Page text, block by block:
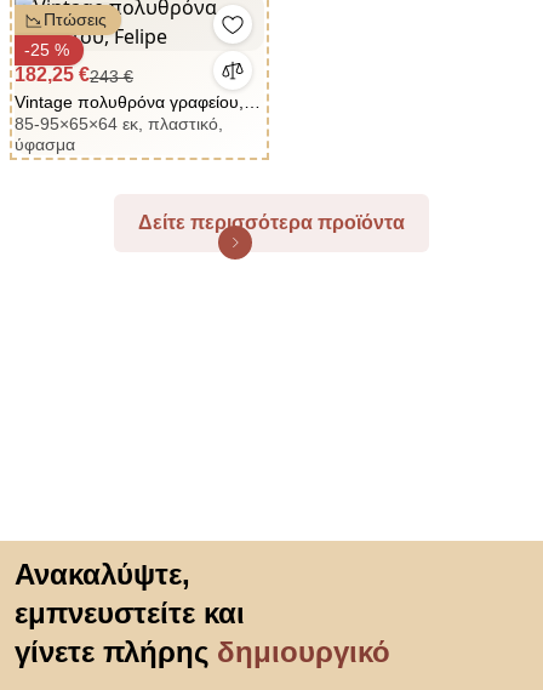
Πτώσεις
-25 %
182,25 €243 €
Vintage πολυθρόνα γραφείου,
Felipe
85-95×65×64 εκ, πλαστικό,
ύφασμα
Δείτε περισσότερα προϊόντα
Ανακαλύψτε,
εμπνευστείτε και
γίνετε πλήρης δημιουργικό